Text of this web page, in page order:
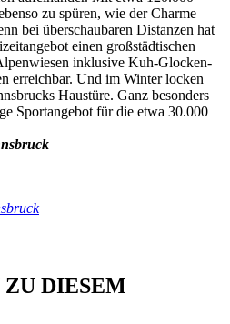
zu spüren, wie der Charme
bei überschaubaren Distanzen hat
einen großstädtischen
inklusive Kuh-Glocken-
erreichbar. Und im Winter locken
Haustüre. Ganz besonders
Sportangebot für die etwa 30.000
DIESEM